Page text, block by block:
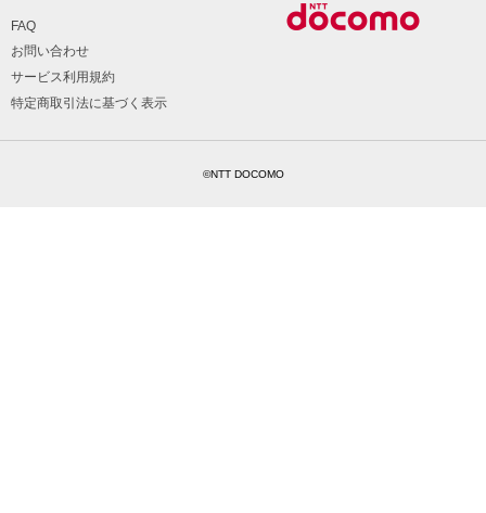
FAQ
お問い合わせ
サービス利用規約
特定商取引法に基づく表示
©NTT DOCOMO